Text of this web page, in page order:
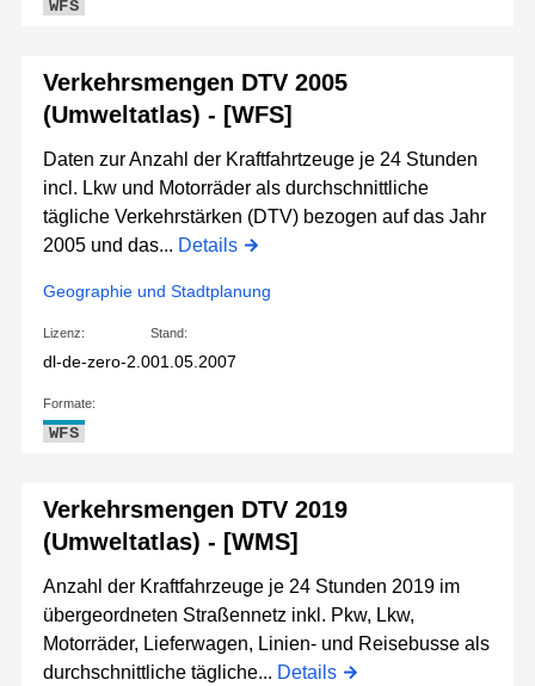
WFS
Verkehrsmengen DTV 2005
(Umweltatlas) - [WFS]
Daten zur Anzahl der Kraftfahrtzeuge je 24 Stunden
incl. Lkw und Motorräder als durchschnittliche
tägliche Verkehrstärken (DTV) bezogen auf das Jahr
2005 und das... Details
Geographie und Stadtplanung
Lizenz:
dl-de-zero-2.0
Stand:
01.05.2007
Formate:
WFS
Verkehrsmengen DTV 2019
(Umweltatlas) - [WMS]
Anzahl der Kraftfahrzeuge je 24 Stunden 2019 im
übergeordneten Straßennetz inkl. Pkw, Lkw,
Motorräder, Lieferwagen, Linien- und Reisebusse als
durchschnittliche tägliche... Details